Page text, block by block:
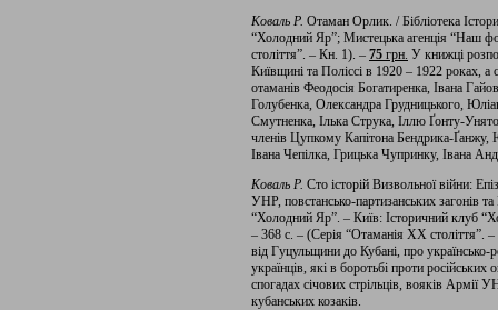
Коваль Р. Отаман Орлик. / Бібліотека
“Холодний Яр”; Мистецька агенція “Наш
століття”. – Кн. 1). – 75 грн. У книжці
Київщині та Поліссі в 1920 – 1922 роках,
отаманів Феодосія Богатиренка, Івана
Голубенка, Олександра Грудницького,
Смутненка, Ілька Струка, Іллю Ґонту-
членів Цупкому Капітона Бендрика-
Івана Чепілка, Грицька Чупринку, Івана
Коваль Р. Сто історій Визвольної війни:
УНР, повстансько-партизанських загонів та
“Холодний Яр”. – Київ: Історичний клуб
– 368 с. – (Серія “Отаманія ХХ століття”.
від Гуцульщини до Кубані, про українсько-
українців, які в боротьбі проти
спогадах січових стрільців, вояків Армії
кубанських козаків.